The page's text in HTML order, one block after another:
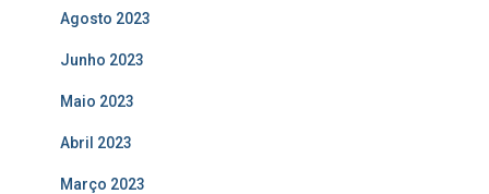
Agosto 2023
Junho 2023
Maio 2023
Abril 2023
Março 2023